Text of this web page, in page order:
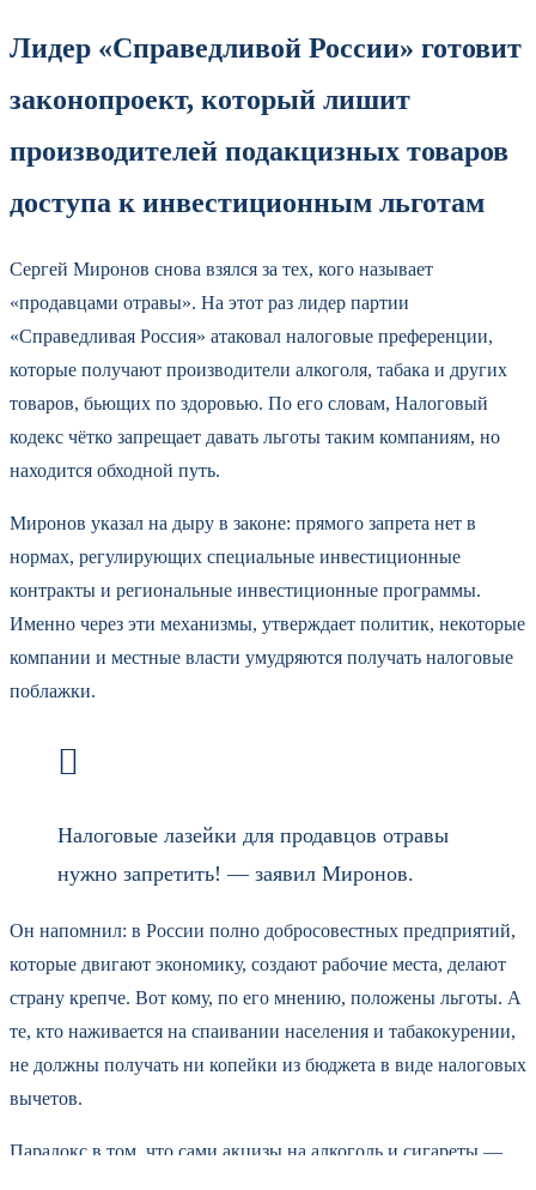
Лидер «Справедливой России» готовит
законопроект, который лишит
производителей подакцизных товаров
доступа к инвестиционным льготам
Сергей Миронов снова взялся за тех, кого называет
«продавцами отравы». На этот раз лидер партии
«Справедливая Россия» атаковал налоговые преференции,
которые получают производители алкоголя, табака и других
товаров, бьющих по здоровью. По его словам, Налоговый
кодекс чётко запрещает давать льготы таким компаниям, но
находится обходной путь.
Миронов указал на дыру в законе: прямого запрета нет в
нормах, регулирующих специальные инвестиционные
контракты и региональные инвестиционные программы.
Именно через эти механизмы, утверждает политик, некоторые
компании и местные власти умудряются получать налоговые
поблажки.
Налоговые лазейки для продавцов отравы
нужно запретить! — заявил Миронов.
Он напомнил: в России полно добросовестных предприятий,
которые двигают экономику, создают рабочие места, делают
страну крепче. Вот кому, по его мнению, положены льготы. А
те, кто наживается на спаивании населения и табакокурении,
не должны получать ни копейки из бюджета в виде налоговых
вычетов.
Парадокс в том, что сами акцизы на алкоголь и сигареты —